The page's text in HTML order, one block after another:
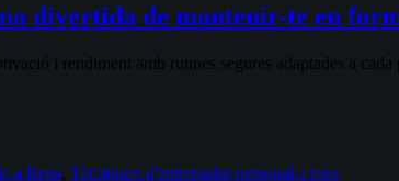
divertida de mantenir-te en
i rendiment amb rutines segures adaptades a cada
a Reus Tècniques d'entrenador personal a reus